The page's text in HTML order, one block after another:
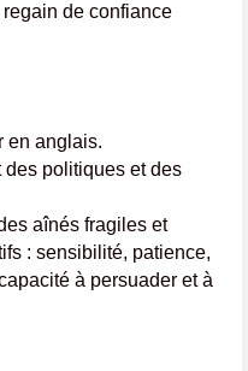
de confiance
en anglais.
politiques et des
aînés fragiles et
: sensibilité, patience,
à persuader et à